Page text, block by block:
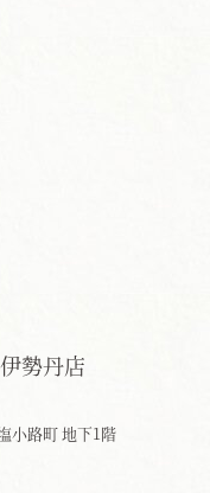
勢丹店
小路町 地下1階